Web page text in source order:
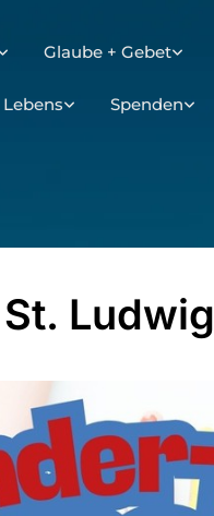
Glaube + Gebet
Spenden
Ludwig